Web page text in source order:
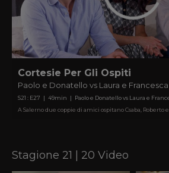
Cortesie Per Gli Ospiti
Paolo e Donatello vs Laura e Francesca
S21 : E27 | 49min | Paolo e Donatello vs Laura e
A Salerno due coppie di amici ospitano Csaba, Roberto e
Stagione 21 | 20 Video